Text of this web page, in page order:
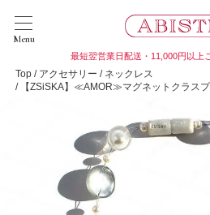
Menu
最短翌営業日配送・11,000円以上
Top アクセサリー
ネックレス
【ZSiSKA】≪AMOR≫マグネットクラスプ